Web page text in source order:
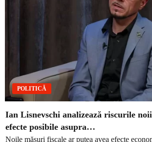
POLITICĂ
Ian Lisnevschi analizează riscurile
efecte posibile asupra…
Noile măsuri fiscale ar putea avea efecte